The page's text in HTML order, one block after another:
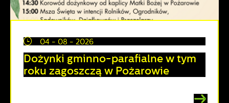
04 - 08 - 2026
Dożynki gminno-parafialne w tym
roku zagoszczą w Pożarowie